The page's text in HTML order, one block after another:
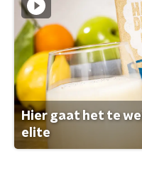
Hier gaat het te
elite